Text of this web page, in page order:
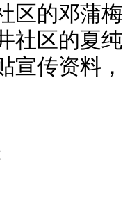
区的邓蒲
社区的夏
宣传资料